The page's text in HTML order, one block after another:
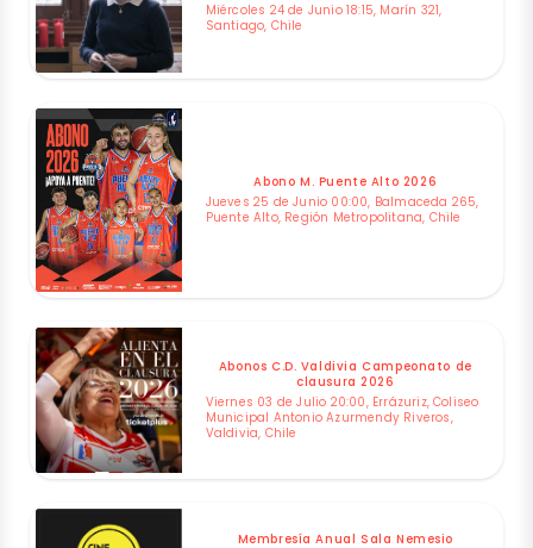
Miércoles 24 de Junio 18:15, Marín 321,
Santiago, Chile
Abono M. Puente Alto 2026
Jueves 25 de Junio 00:00, Balmaceda 265,
Puente Alto, Región Metropolitana, Chile
Abonos C.D. Valdivia Campeonato de
clausura 2026
Viernes 03 de Julio 20:00, Errázuriz, Coliseo
Municipal Antonio Azurmendy Riveros,
Valdivia, Chile
Membresía Anual Sala Nemesio